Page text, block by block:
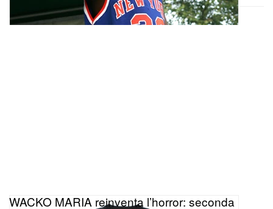
WACKO MARIA reinventa l’horror: seconda